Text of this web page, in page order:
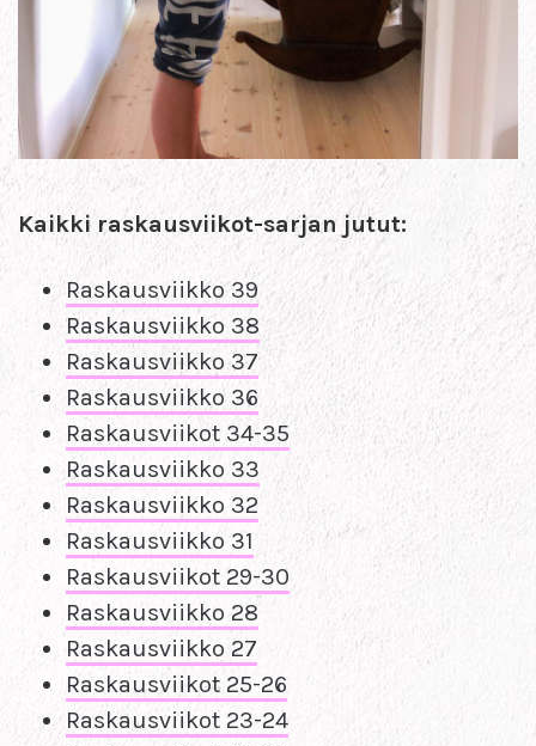
Kaikki raskausviikot-sarjan jutut:
Raskausviikko 39
Raskausviikko 38
Raskausviikko 37
Raskausviikko 36
Raskausviikot 34-35
Raskausviikko 33
Raskausviikko 32
Raskausviikko 31
Raskausviikot 29-30
Raskausviikko 28
Raskausviikko 27
Raskausviikot 25-26
Raskausviikot 23-24